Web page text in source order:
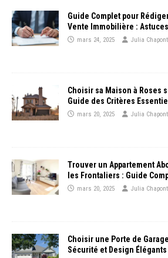
Guide Complet pour
Vente Immobilière :
mars 24, 2025 Julia Chapont
Choisir sa Maison à Roses
Guide des Critères
mars 20, 2025 Julia Chapont
Trouver un Appartement
les Frontaliers : Guide
mars 20, 2025 Julia Chapont
Choisir une Porte de
Sécurité et Design